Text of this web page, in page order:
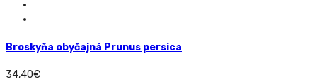
Broskyňa obyčajná Prunus persica
34,40€